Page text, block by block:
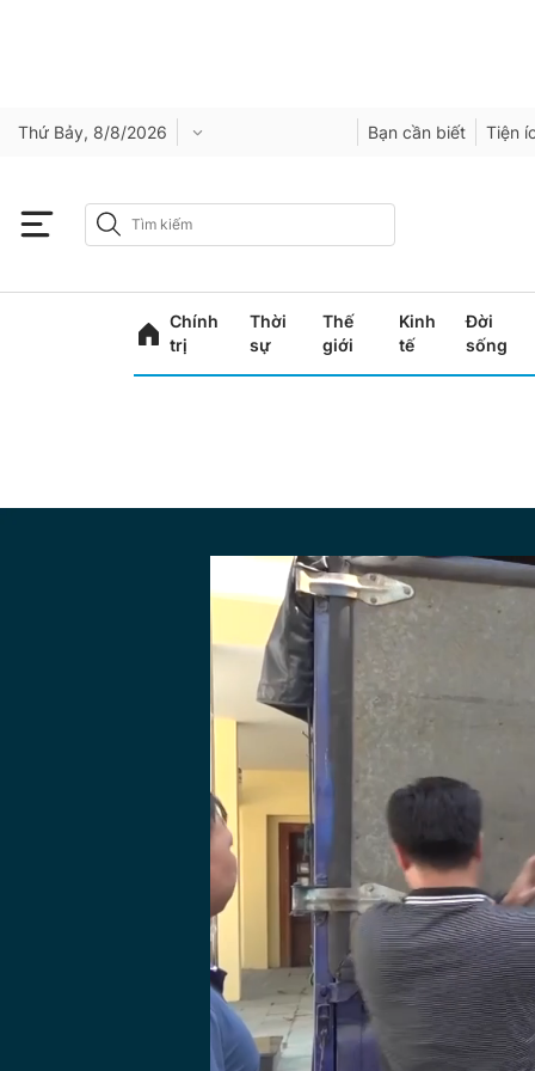
Thứ Bảy, 8/8/2026 Bạn cần biết Tiện
Chính
trị
Thời
sự
Thế
giới
Kinh
tế
Đời
sống